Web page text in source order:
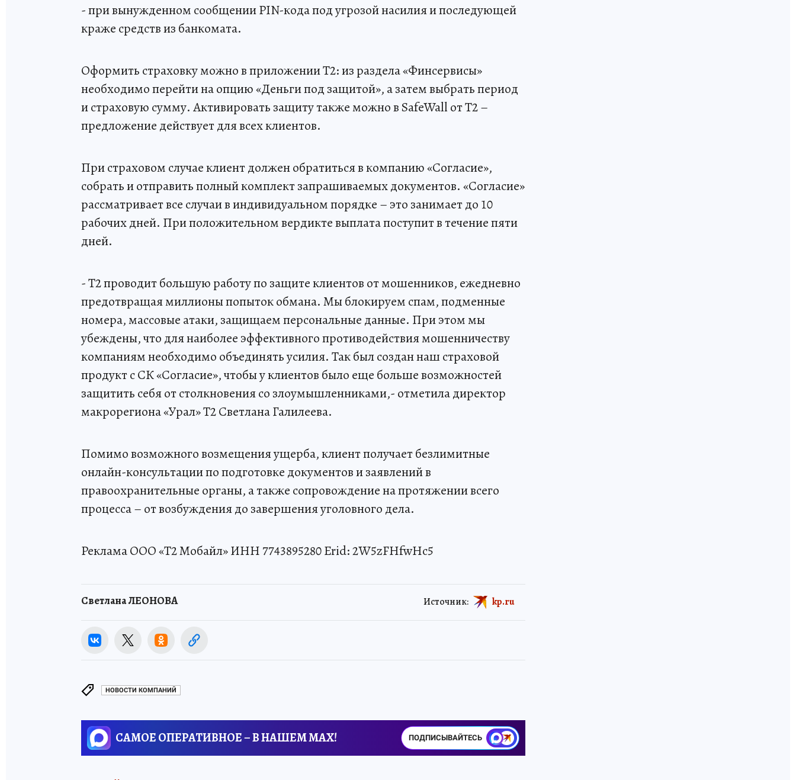
- при вынужденном сообщении PIN-кода под угрозой насилия и последующей
краже средств из банкомата.
Оформить страховку можно в приложении Т2: из раздела «Финсервисы»
необходимо перейти на опцию «Деньги под защитой», а затем выбрать период
и страховую сумму. Активировать защиту также можно в SafeWall от Т2 –
предложение действует для всех клиентов.
При страховом случае клиент должен обратиться в компанию «Согласие»,
собрать и отправить полный комплект запрашиваемых документов. «Согласие»
рассматривает все случаи в индивидуальном порядке – это занимает до 10
рабочих дней. При положительном вердикте выплата поступит в течение пяти
дней.
- Т2 проводит большую работу по защите клиентов от мошенников, ежедневно
предотвращая миллионы попыток обмана. Мы блокируем спам, подменные
номера, массовые атаки, защищаем персональные данные. При этом мы
убеждены, что для наиболее эффективного противодействия мошенничеству
компаниям необходимо объединять усилия. Так был создан наш страховой
продукт с СК «Согласие», чтобы у клиентов было еще больше возможностей
защитить себя от столкновения со злоумышленниками,- отметила директор
макрорегиона «Урал» Т2 Светлана Галилеева.
Помимо возможного возмещения ущерба, клиент получает безлимитные
онлайн-консультации по подготовке документов и заявлений в
правоохранительные органы, а также сопровождение на протяжении всего
процесса – от возбуждения до завершения уголовного дела.
Реклама ООО «Т2 Мобайл» ИНН 7743895280 Erid: 2W5zFHfwHc5
Светлана ЛЕОНОВА Источник: kp.ru
НОВОСТИ КОМПАНИЙ
САМОЕ ОПЕРАТИВНОЕ – В НАШЕМ MAX! ПОДПИСЫВАЙТЕСЬ